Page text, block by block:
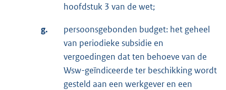
hoofdstuk 3 van de wet;
g.
persoonsgebonden budget: het geheel
van periodieke subsidie en
vergoedingen dat ten behoeve van de
Wsw-geïndiceerde ter beschikking wordt
gesteld aan een werkgever en een